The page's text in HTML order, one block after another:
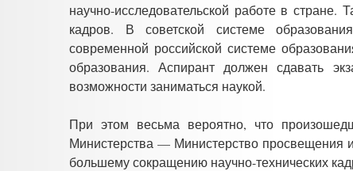
научно-исследовательской работе в стране.
кадров. В советской системе
современной российской системе
образования. Аспирант должен сдавать
возможности заниматься наукой.
При этом весьма вероятно, что
Министерства — Министерство просвещения
большему сокращению научно-технических